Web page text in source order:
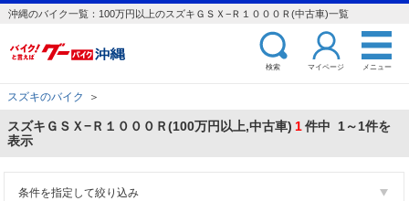
沖縄のバイク一覧：100万円以上のスズキＧＳＸ−Ｒ１０００Ｒ(中古車)一覧
検索 マイページ メニュー
スズキのバイク ＞
スズキＧＳＸ−Ｒ１０００Ｒ(100万円以上,中古車) 1件中 1～1件を
表示
条件を指定して絞り込み